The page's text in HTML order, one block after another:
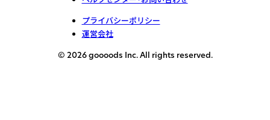
プライバシーポリシー
運営会社
© 2026 goooods Inc. All rights reserved.